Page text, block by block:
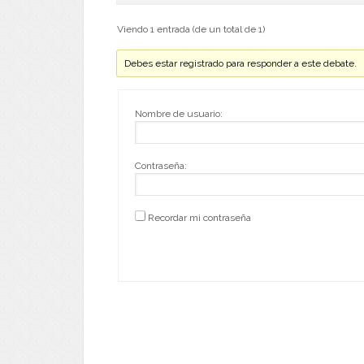
Viendo 1 entrada (de un total de 1)
Debes estar registrado para responder a este debate.
Nombre de usuario:
Contraseña:
Recordar mi contraseña